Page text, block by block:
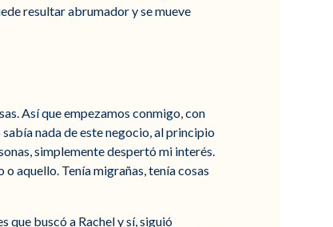
resultar abrumador y se mueve
Así que empezamos conmigo, con
nada de este negocio, al principio
simplemente despertó mi interés.
aquello. Tenía migrañas, tenía cosas
que buscó a Rachel y sí, siguió